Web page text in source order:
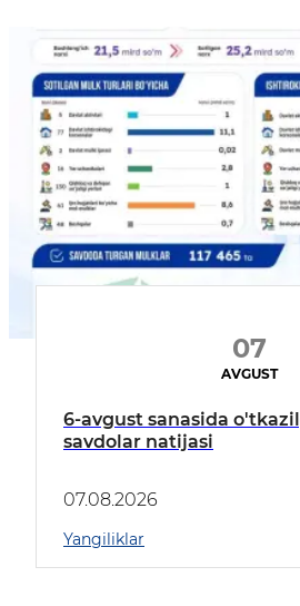
07
AVGUST
6-avgust sanasida
savdolar natijasi
07.08.2026
Yangiliklar